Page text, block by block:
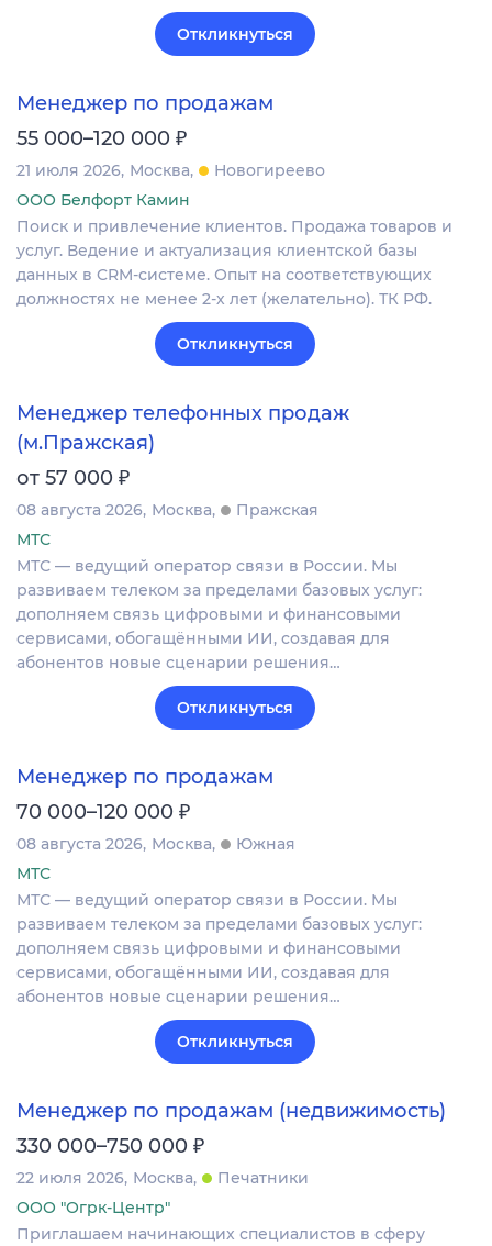
Откликнуться
Менеджер по продажам
55 000–120 000 ₽
21 июля 2026 Москва
Новогиреево
ООО Белфорт Камин
Поиск и привлечение клиентов. Продажа товаров и
услуг. Ведение и актуализация клиентской базы
данных в CRM‐системе. Опыт на соответствующих
должностях не менее 2-х лет (желательно). ТК РФ.
Откликнуться
Менеджер телефонных продаж
(м.Пражская)
от 57 000 ₽
08 августа 2026 Москва
Пражская
МТС
МТС — ведущий оператор связи в России. Мы
развиваем телеком за пределами базовых услуг:
дополняем связь цифровыми и финансовыми
сервисами, обогащёнными ИИ, создавая для
абонентов новые сценарии решения…
Откликнуться
Менеджер по продажам
70 000–120 000 ₽
08 августа 2026 Москва
Южная
МТС
МТС — ведущий оператор связи в России. Мы
развиваем телеком за пределами базовых услуг:
дополняем связь цифровыми и финансовыми
сервисами, обогащёнными ИИ, создавая для
абонентов новые сценарии решения…
Откликнуться
Менеджер по продажам (недвижимость)
330 000–750 000 ₽
22 июля 2026 Москва
Печатники
ООО "Огрк-Центр"
Приглашаем начинающих специалистов в сферу